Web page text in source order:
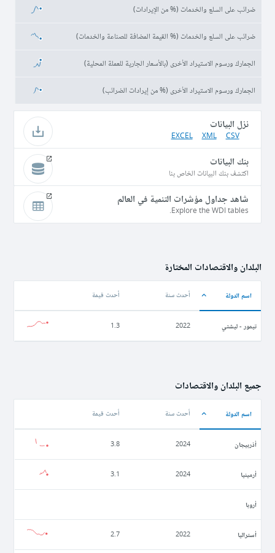
ضرائب على السلع والخدمات (% من الإيرادات)
ضرائب على السلع والخدمات (% القيمة المضافة للصناعة والخدمات)
الجمارك ورسوم الاستيراد الأخرى (بالأسعار الجارية للعملة المحلية)
الجمارك ورسوم الاستيراد الأخرى (% من إيرادات الضرائب)
نزل البيانات
CSV
XML
EXCEL
بنك البيانات
اكتشف بنك البيانات الخاص بنا
شاهد جداول مؤشرات التنمية في العالم
Explore the WDI tables.
البلدان والاقتصادات المختارة
اسم الدولة أحدث سنة أحدث قيمة
تيمور - ليشتي 2022
1.3
جميع البلدان والاقتصادات
اسم الدولة أحدث سنة أحدث قيمة
أذربيجان 2024
3.8
أرمينيا 2024
3.1
أروبا
أستراليا 2022
2.7